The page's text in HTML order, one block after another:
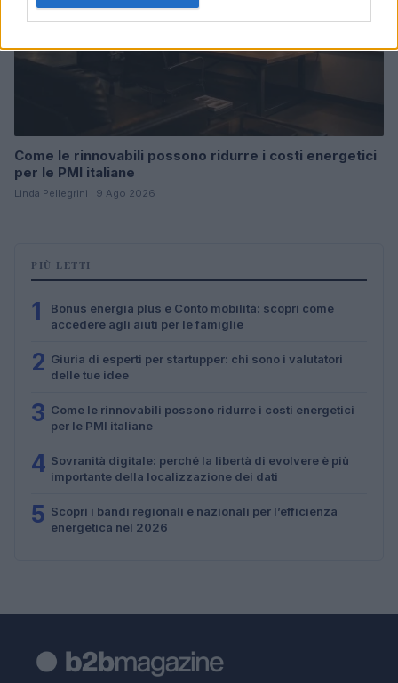
Come le rinnovabili possono ridurre i costi energetici
per le PMI italiane
Linda Pellegrini · 9 Ago 2026
PIÙ LETTI
1
Bonus energia plus e Conto mobilità: scopri come
accedere agli aiuti per le famiglie
2 Giuria di esperti per startupper: chi sono i valutatori
delle tue idee
3 Come le rinnovabili possono ridurre i costi energetici
per le PMI italiane
4 Sovranità digitale: perché la libertà di evolvere è più
importante della localizzazione dei dati
5 Scopri i bandi regionali e nazionali per l’efficienza
energetica nel 2026